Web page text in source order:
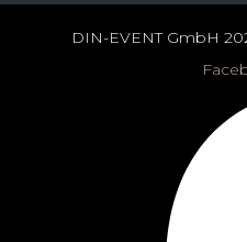
DIN-EVENT GmbH